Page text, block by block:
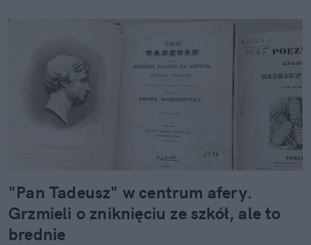
"Pan Tadeusz" w centrum afery.
Grzmieli o zniknięciu ze szkół, ale to
brednie